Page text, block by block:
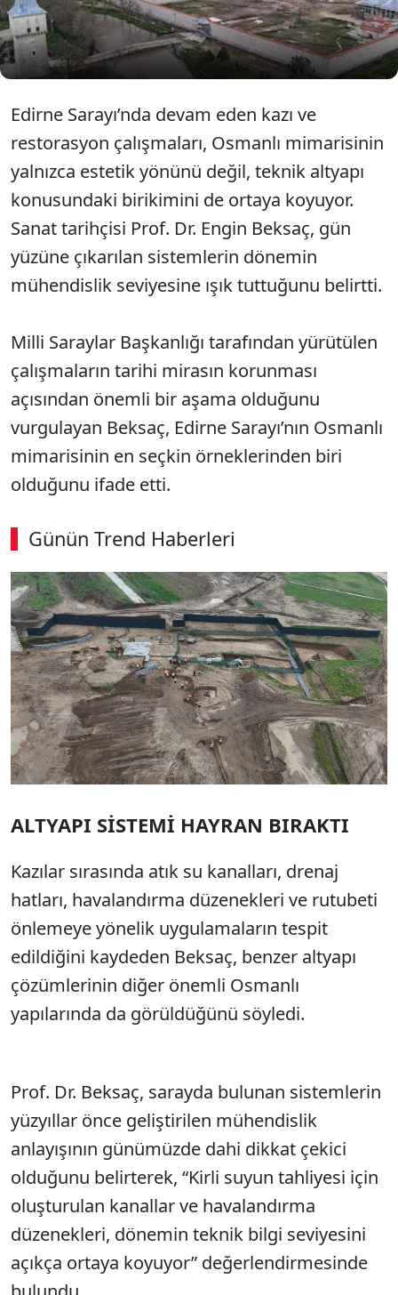
söyledi
Edirne Sarayı’nda devam eden kazı ve
restorasyon çalışmaları, Osmanlı mimarisinin
yalnızca estetik yönünü değil, teknik altyapı
konusundaki birikimini de ortaya koyuyor.
Sanat tarihçisi Prof. Dr. Engin Beksaç, gün
yüzüne çıkarılan sistemlerin dönemin
mühendislik seviyesine ışık tuttuğunu belirtti.
Milli Saraylar Başkanlığı tarafından yürütülen
çalışmaların tarihi mirasın korunması
açısından önemli bir aşama olduğunu
vurgulayan Beksaç, Edirne Sarayı’nın Osmanlı
mimarisinin en seçkin örneklerinden biri
olduğunu ifade etti.
Günün Trend Haberleri
00:02 / 08:15
Sesi Aç
ALTYAPI SİSTEMİ HAYRAN BIRAKTI
Kazılar sırasında atık su kanalları, drenaj
hatları, havalandırma düzenekleri ve rutubeti
önlemeye yönelik uygulamaların tespit
edildiğini kaydeden Beksaç, benzer altyapı
çözümlerinin diğer önemli Osmanlı
yapılarında da görüldüğünü söyledi.
Prof. Dr. Beksaç, sarayda bulunan sistemlerin
yüzyıllar önce geliştirilen mühendislik
anlayışının günümüzde dahi dikkat çekici
olduğunu belirterek, “Kirli suyun tahliyesi için
oluşturulan kanallar ve havalandırma
düzenekleri, dönemin teknik bilgi seviyesini
açıkça ortaya koyuyor” değerlendirmesinde